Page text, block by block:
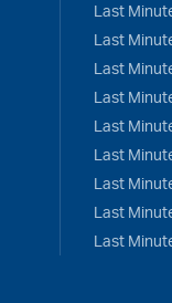
Last
Last
Last
Last
Last
Last
Last
Last
Last